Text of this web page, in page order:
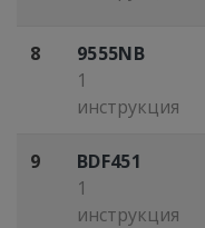
8
9555NB
1
инструкция
9
BDF451
1
инструкция